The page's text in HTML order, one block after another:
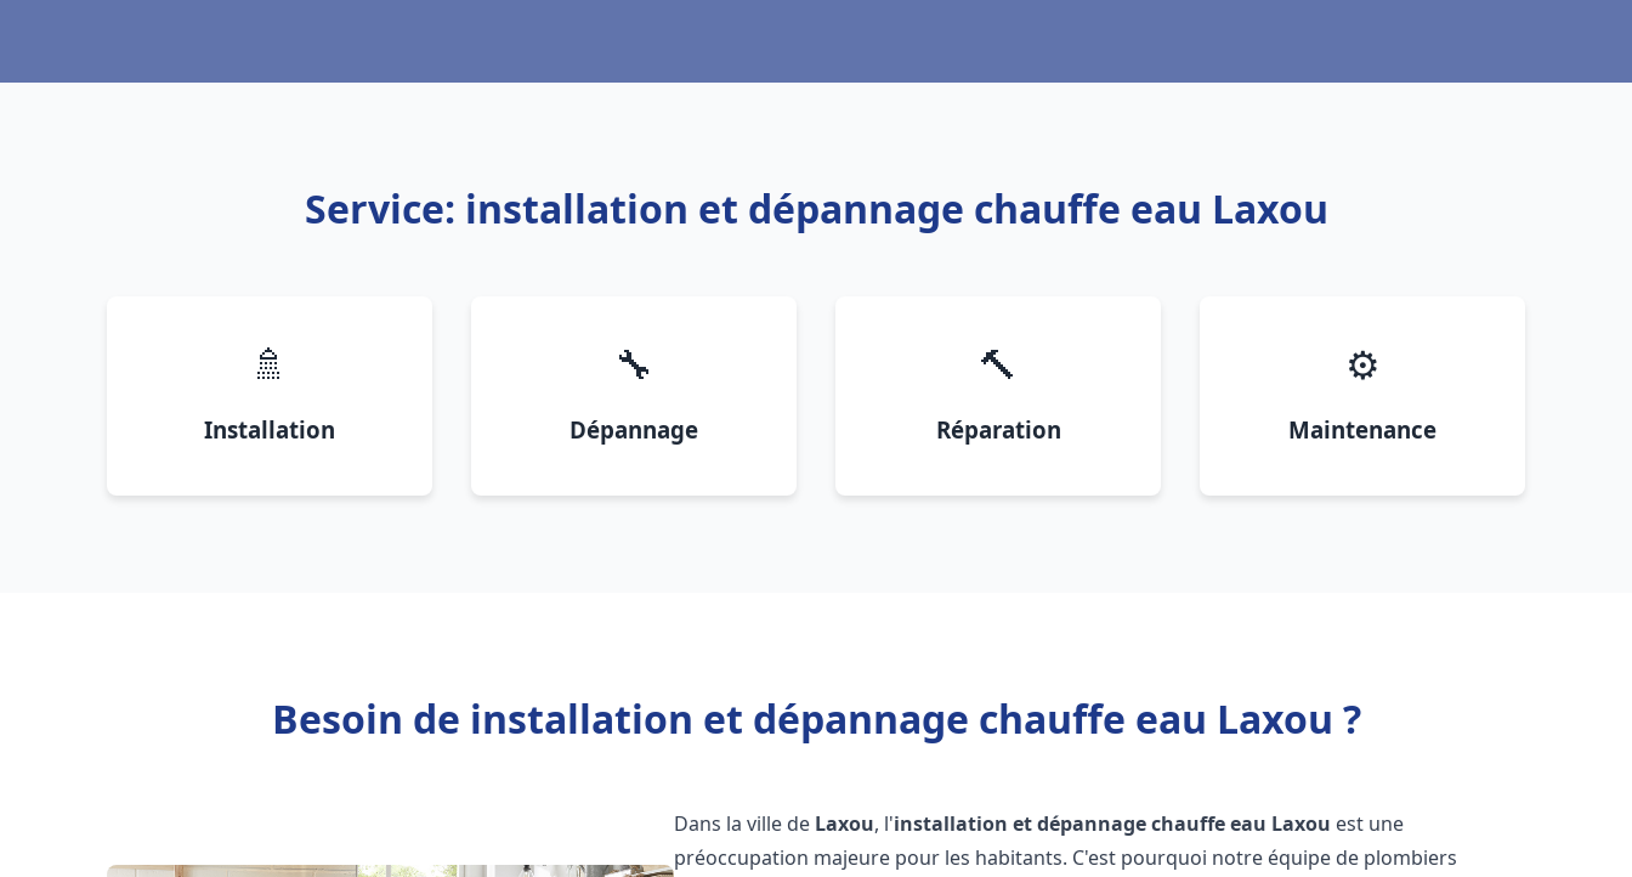
Service: installation et dépannage chauffe eau Laxou
🚿
Installation
🔧
Dépannage
🔨
Réparation
⚙️
Maintenance
Besoin de installation et dépannage chauffe eau Laxou ?
Dans la ville de Laxou, l'installation et dépannage chauffe eau Laxou est une
préoccupation majeure pour les habitants. C'est pourquoi notre équipe de plombiers